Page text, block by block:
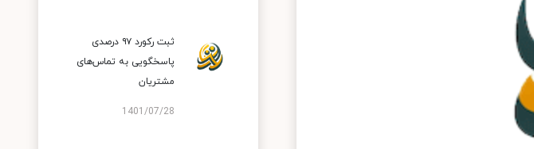
ثبت رکورد ۹۷ درصدی
پاسخگویی به تماس‌های
مشتریان
1401/07/28